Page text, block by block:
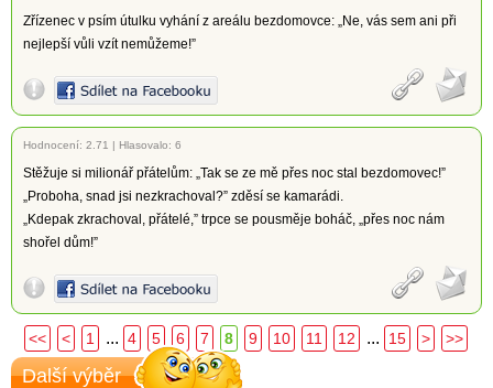
Zřízenec v psím útulku vyhání z areálu bezdomovce: „Ne, vás sem ani při
nejlepší vůli vzít nemůžeme!”
Hodnocení: 2.71 | Hlasovalo: 6
Stěžuje si milionář přátelům: „Tak se ze mě přes noc stal bezdomovec!”
„Proboha, snad jsi nezkrachoval?” zděsí se kamarádi.
„Kdepak zkrachoval, přátelé,” trpce se pousměje boháč, „přes noc nám
shořel dům!”
<< < 1 ... 4 5 6 7 8 9 10 11 12 ... 15 > >>
Další výběr